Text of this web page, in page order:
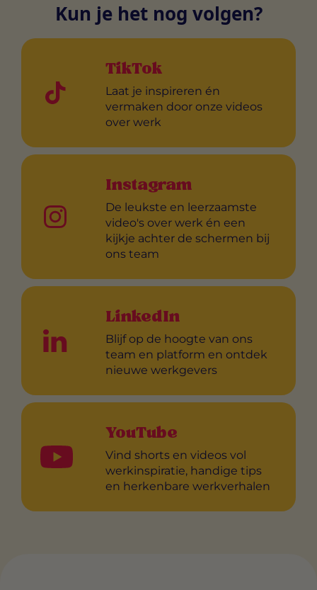
Kun je het nog volgen?
TikTok
Laat je inspireren én
vermaken door onze videos
over werk
Instagram
De leukste en leerzaamste
video's over werk én een
kijkje achter de schermen bij
ons team
LinkedIn
Blijf op de hoogte van ons
team en platform en ontdek
nieuwe werkgevers
YouTube
Vind shorts en videos vol
werkinspiratie, handige tips
en herkenbare werkverhalen